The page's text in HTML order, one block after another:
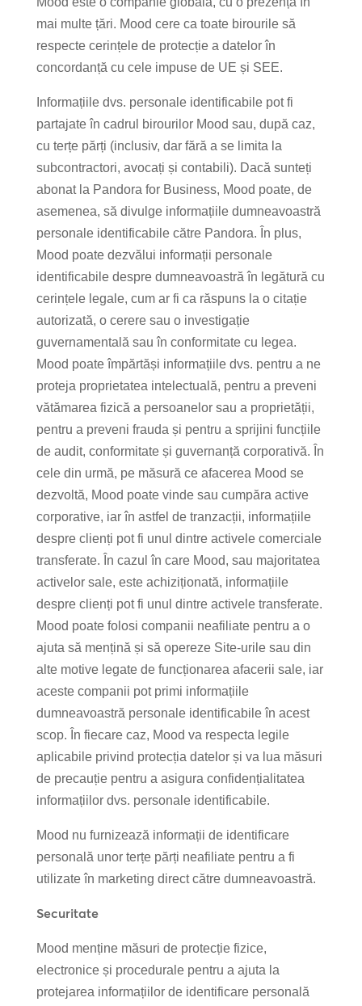
mai multe țări. Mood cere ca toate birourile să
respecte cerințele de protecție a datelor în
concordanță cu cele impuse de UE și SEE.
Informațiile dvs. personale identificabile pot fi
partajate în cadrul birourilor Mood sau, după caz,
cu terțe părți (inclusiv, dar fără a se limita la
subcontractori, avocați și contabili). Dacă sunteți
abonat la Pandora for Business, Mood poate, de
asemenea, să divulge informațiile dumneavoastră
personale identificabile către Pandora. În plus,
Mood poate dezvălui informații personale
identificabile despre dumneavoastră în legătură cu
cerințele legale, cum ar fi ca răspuns la o citație
autorizată, o cerere sau o investigație
guvernamentală sau în conformitate cu legea.
Mood poate împărtăși informațiile dvs. pentru a ne
proteja proprietatea intelectuală, pentru a preveni
vătămarea fizică a persoanelor sau a proprietății,
pentru a preveni frauda și pentru a sprijini funcțiile
de audit, conformitate și guvernanță corporativă. În
cele din urmă, pe măsură ce afacerea Mood se
dezvoltă, Mood poate vinde sau cumpăra active
corporative, iar în astfel de tranzacții, informațiile
despre clienți pot fi unul dintre activele comerciale
transferate. În cazul în care Mood, sau majoritatea
activelor sale, este achiziționată, informațiile
despre clienți pot fi unul dintre activele transferate.
Mood poate folosi companii neafiliate pentru a o
ajuta să mențină și să opereze Site-urile sau din
alte motive legate de funcționarea afacerii sale, iar
aceste companii pot primi informațiile
dumneavoastră personale identificabile în acest
scop. În fiecare caz, Mood va respecta legile
aplicabile privind protecția datelor și va lua măsuri
de precauție pentru a asigura confidențialitatea
informațiilor dvs. personale identificabile.
Mood nu furnizează informații de identificare
personală unor terțe părți neafiliate pentru a fi
utilizate în marketing direct către dumneavoastră.
Securitate
Mood menține măsuri de protecție fizice,
electronice și procedurale pentru a ajuta la
protejarea informațiilor de identificare personală